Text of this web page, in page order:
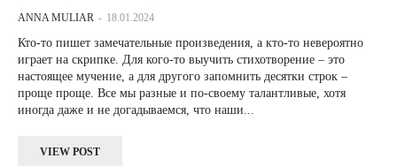
ANNA MULIAR - 18.01.2024
Кто-то пишет замечательные произведения, а кто-то невероятно
играет на скрипке. Для кого-то выучить стихотворение – это
настоящее мучение, а для другого запомнить десятки строк –
проще проще. Все мы разные и по-своему талантливые, хотя
иногда даже и не догадываемся, что наши...
VIEW POST